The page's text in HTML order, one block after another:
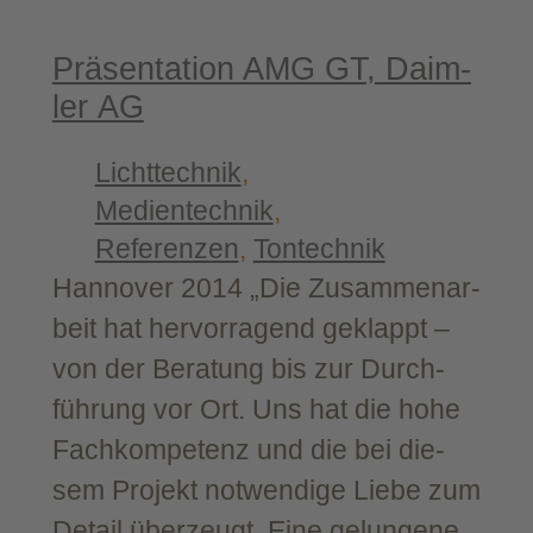
Prä­sen­ta­ti­on AMG GT, Daim­
ler AG
Lichttechnik
Medientechnik
Referenzen, Tontechnik
Han­no­ver 2014 „Die Zusam­men­ar­
beit hat her­vor­ra­gend geklappt –
von der Bera­tung bis zur Durch­
füh­rung vor Ort. Uns hat die hohe
Fach­kom­pe­tenz und die bei die­
sem Pro­jekt not­wen­di­ge Lie­be zum